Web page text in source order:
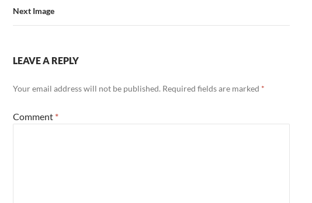
Next Image
LEAVE A REPLY
Your email address will not be published. Required fields are marked *
Comment *